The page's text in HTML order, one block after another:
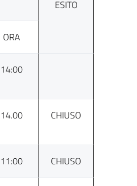
ESITO
ORA
14:00
14.00 CHIUSO
11:00 CHIUSO